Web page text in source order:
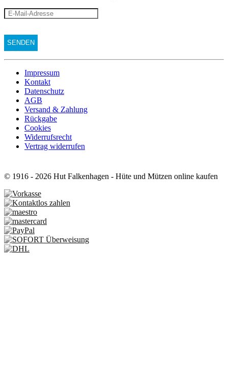
Impressum
Kontakt
Datenschutz
AGB
Versand & Zahlung
Rückgabe
Cookies
Widerrufsrecht
Vertrag widerrufen
© 1916 - 2026 Hut Falkenhagen - Hüte und Mützen online kaufen